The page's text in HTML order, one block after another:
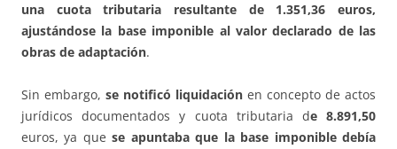
una cuota tributaria resultante de 1.351,36 euros,
ajustándose la base imponible al valor declarado de las
obras de adaptación.
Sin embargo, se notificó liquidación en concepto de actos
jurídicos documentados y cuota tributaria de 8.891,50
euros, ya quese apuntaba que la base imponible debía